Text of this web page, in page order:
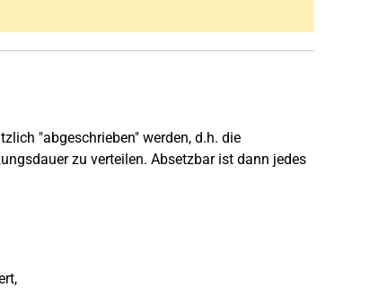
"abgeschrieben" werden, d.h. die
zu verteilen. Absetzbar ist dann jedes